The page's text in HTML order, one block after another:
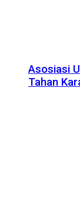
Asosiasi
Tahan